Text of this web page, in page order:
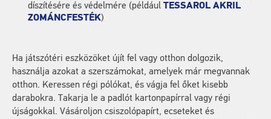
díszítésére és védelmére (például TESSAROL AKRIL
ZOMÁNCFESTÉK)
Ha játszótéri eszközöket újít fel vagy otthon dolgozik,
használja azokat a szerszámokat, amelyek már megvannak
otthon. Keressen régi pólókat, és vágja fel őket kisebb
darabokra. Takarja le a padlót kartonpapírral vagy régi
újságokkal. Vásároljon csiszolópapírt, ecseteket és